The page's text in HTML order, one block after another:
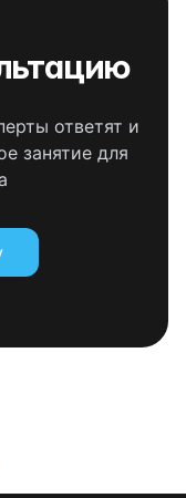
ответят и
занятие для